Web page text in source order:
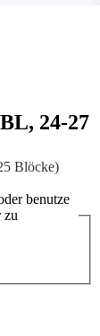
24-27
Blöcke)
benutze
zu